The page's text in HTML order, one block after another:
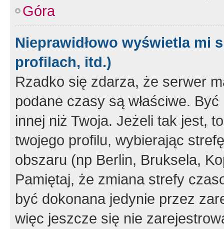
Góra
Nieprawidłowo wyświetla mi
profilach, itd.)
Rzadko się zdarza, że serwer
podane czasy są właściwe.
innej niż Twoja. Jeżeli tak jest,
twojego profilu, wybierając
obszaru (np Berlin, Bruksela,
Pamiętaj, że zmiana strefy
być dokonana jedynie przez
więc jeszcze się nie